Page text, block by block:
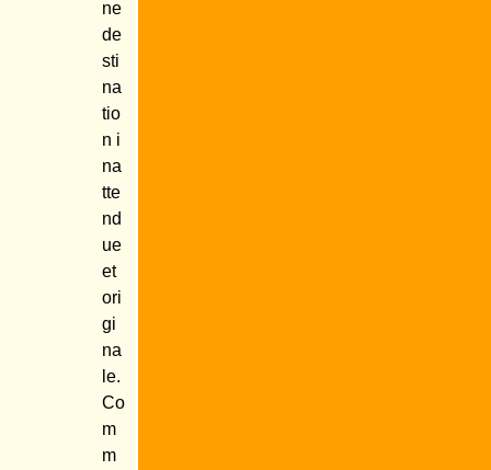
ne
de
sti
na
tio
n i
na
tte
nd
ue
et
ori
gi
na
le.
Co
m
m